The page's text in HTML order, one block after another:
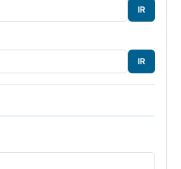
IR
IR